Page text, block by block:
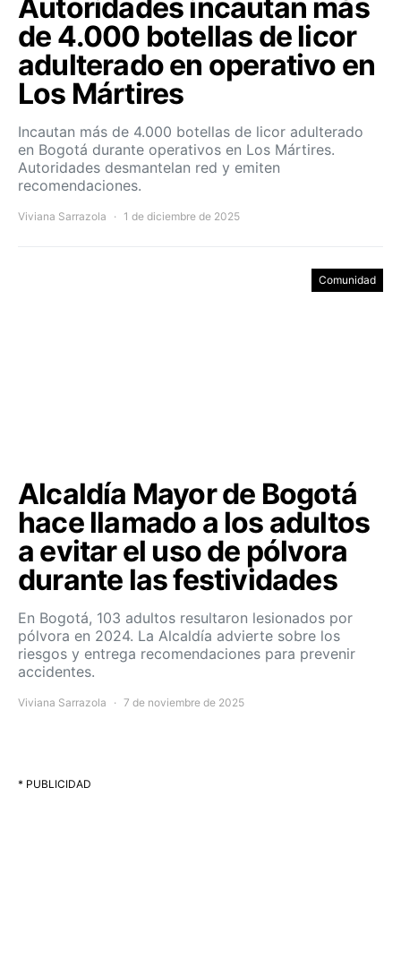
Autoridades incautan más
de 4.000 botellas de licor
adulterado en operativo en
Los Mártires
Incautan más de 4.000 botellas de licor adulterado
en Bogotá durante operativos en Los Mártires.
Autoridades desmantelan red y emiten
recomendaciones.
Viviana Sarrazola 1 de diciembre de 2025
Comunidad
Alcaldía Mayor de Bogotá
hace llamado a los adultos
a evitar el uso de pólvora
durante las festividades
En Bogotá, 103 adultos resultaron lesionados por
pólvora en 2024. La Alcaldía advierte sobre los
riesgos y entrega recomendaciones para prevenir
accidentes.
Viviana Sarrazola 7 de noviembre de 2025
* PUBLICIDAD